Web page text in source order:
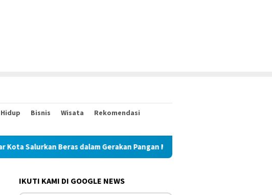
Bisnis Wisata
Rekomendasi
Gerakan Pangan Murah Perum Bulog Kancab Ponorogo
IKUTI KAMI DI GOOGLE NEWS